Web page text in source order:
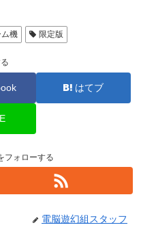
機 限定版
はてブ
フォローする
電脳遊幻組スタッフ